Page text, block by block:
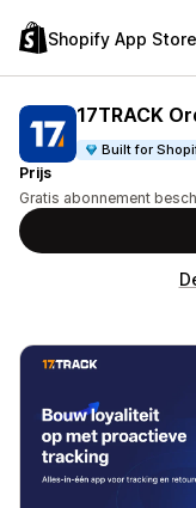
Shopify App Store
17TRACK
Built for
Prijs
Gratis abonnement